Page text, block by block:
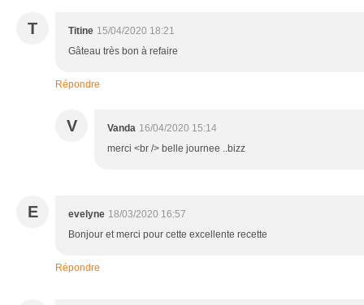
T Titine 15/04/2020 18:21
Gâteau très bon à refaire
Répondre
V Vanda 16/04/2020 15:14
merci <br /> belle journee ..bizz
E evelyne 18/03/2020 16:57
Bonjour et merci pour cette excellente recette
Répondre